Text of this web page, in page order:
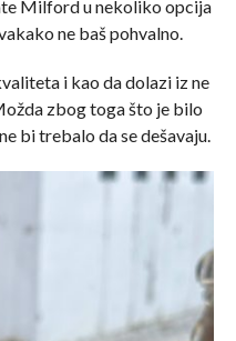
Milford u nekoliko opcija
ne baš pohvalno.
i kao da dolazi iz ne
zbog toga što je bilo
bi trebalo da se dešavaju.